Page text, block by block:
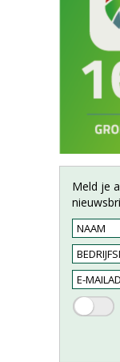
Meld je